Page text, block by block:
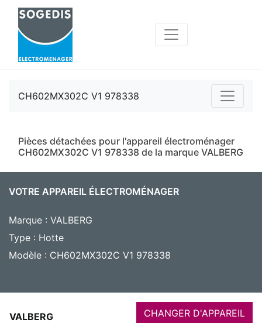
CH602MX302C V1 978338
Pièces détachées pour l'appareil électroménager
CH602MX302C V1 978338 de la marque VALBERG
VOTRE APPAREIL ÉLECTROMÉNAGER
Marque : VALBERG
Type : Hotte
Modèle : CH602MX302C V1 978338
VALBERG CHANGER D'APPAREIL